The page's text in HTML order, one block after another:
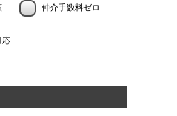
仲介手数料ゼロ
応